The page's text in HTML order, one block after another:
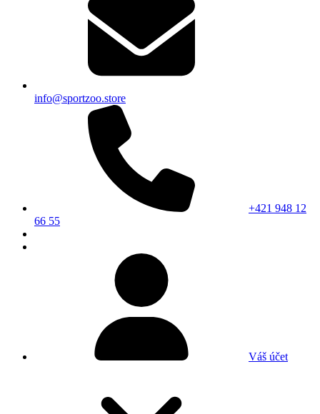
info@sportzoo.store
+421 948 12
66 55
Váš účet